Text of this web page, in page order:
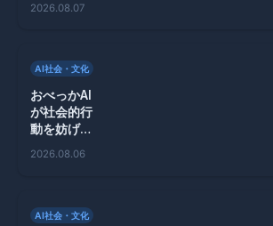
は？シリコ
2026.08.07
AI社会・文化
おべっかAI
が社会的行
動を妨げ
2026.08.06
AI社会・文化